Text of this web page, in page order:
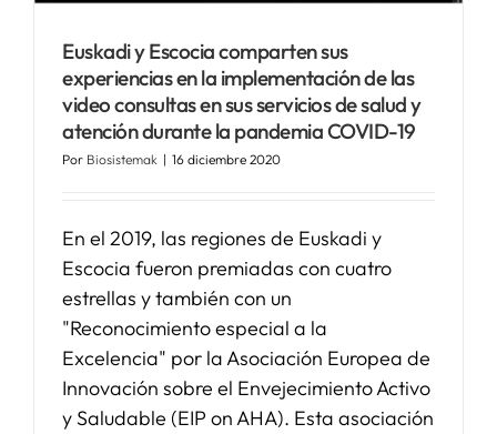
SERVICIOS
APOYO I+D+I
Euskadi y Escocia comparten sus
experiencias en la implementación de las
video consultas en sus servicios de salud y
atención durante la pandemia COVID-19
Por Biosistemak | 16 diciembre 2020
En el 2019, las regiones de Euskadi y
Escocia fueron premiadas con cuatro
estrellas y también con un
"Reconocimiento especial a la
Excelencia" por la Asociación Europea de
Innovación sobre el Envejecimiento Activo
y Saludable (EIP on AHA). Esta asociación